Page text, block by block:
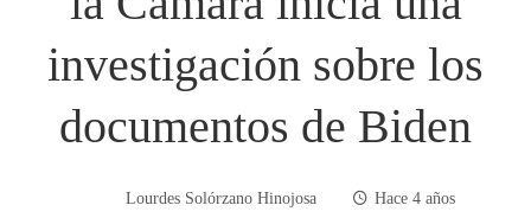
investigación sobre los
documentos de Biden
Lourdes Solórzano Hinojosa Hace 4 años